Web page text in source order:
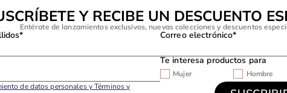
Y RECIBE UN DESCUENTO
Entérate de lanzamientos exclusivos, nuevas colecciones y descuentos
Correo electrónico*
Te interesa productos para
Mujer Hombre
de datos personales y Términos y